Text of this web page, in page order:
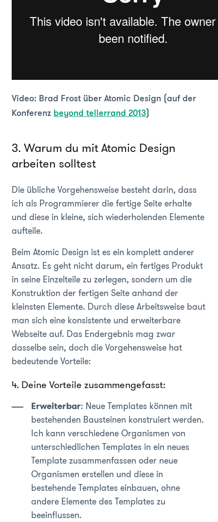
Video: Brad Frost über Atomic Design (auf der
Konferenz beyond tellerrand 2013)
3. Warum du mit Atomic Design
arbeiten solltest
Die übliche Vorgehensweise besteht darin, dass
ich als Programmierer die fertige Seite erhalte
und diese in kleine, sich wiederholenden Elemente
aufteile.
Beim Atomic Design ist es ein komplett anderer
Ansatz. Es geht nicht darum, ein fertiges Produkt
in seine Einzelteile zu zerlegen, sondern um die
Konstruktion der fertigen Seite anhand der
kleinsten Elemente. Durch diese Arbeitsweise baut
man sich eine konsistente und erweiterbare
Webseite auf. Das Endergebnis mag zwar
dasselbe sein, doch die Vorgehensweise hat
bedeutende Vorteile:
4. Deine Vorteile zusammengefasst:
Erweiterbar: Neue Templates können mit
bestehenden Bausteinen konstruiert werden.
Ich kann verschiedene Organismen von
unterschiedlichen Templates in ein neues
Template zusammenfassen oder neue
Organismen erstellen und diese in
bestehende Templates einbauen, ohne
andere Elemente des Templates zu
beeinflussen.